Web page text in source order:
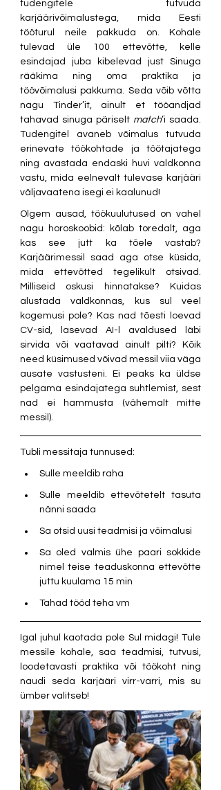
tudengitele tutvuda
karjäärivõimalustega, mida Eesti
tööturul neile pakkuda on. Kohale
tulevad üle 100 ettevõtte, kelle
esindajad juba kibelevad just Sinuga
rääkima ning oma praktika ja
töövõimalusi pakkuma. Seda võib võtta
nagu Tinder’it, ainult et tööandjad
tahavad sinuga päriselt match’i saada.
Tudengitel avaneb võimalus tutvuda
erinevate töökohtade ja töötajatega
ning avastada endaski huvi valdkonna
vastu, mida eelnevalt tulevase karjääri
väljavaatena isegi ei kaalunud!
Olgem ausad, töökuulutused on vahel
nagu horoskoobid: kõlab toredalt, aga
kas see jutt ka tõele vastab?
Karjäärimessil saad aga otse küsida,
mida ettevõtted tegelikult otsivad.
Milliseid oskusi hinnatakse? Kuidas
alustada valdkonnas, kus sul veel
kogemusi pole? Kas nad tõesti loevad
CV-sid, lasevad AI-l avaldused läbi
sirvida või vaatavad ainult pilti? Kõik
need küsimused võivad messil viia väga
ausate vastusteni. Ei peaks ka üldse
pelgama esindajatega suhtlemist, sest
nad ei hammusta (vähemalt mitte
messil).
Tubli messitaja tunnused:
Sulle meeldib raha
Sulle meeldib ettevõtetelt tasuta
nänni saada
Sa otsid uusi teadmisi ja võimalusi
Sa oled valmis ühe paari sokkide
nimel teise teaduskonna ettevõtte
juttu kuulama 15 min
Tahad tööd teha vm
Igal juhul kaotada pole Sul midagi! Tule
messile kohale, saa teadmisi, tutvusi,
loodetavasti praktika või töökoht ning
naudi seda karjääri virr-varri, mis su
ümber valitseb!